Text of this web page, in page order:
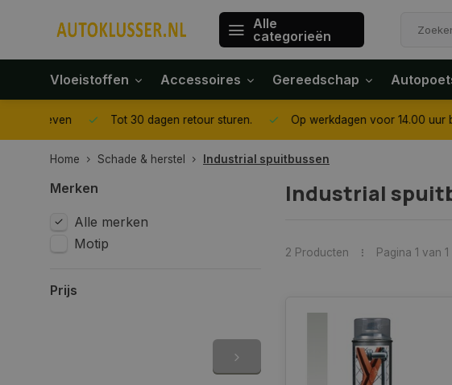
Alle
categorieën
Vloeistoffen Accessoires Gereedschap
Tot 30 dagen retour sturen. Op werkdagen voor 14.00 uur
Home Schade & herstel Industrial spuitbussen
Merken
Alle merken
Motip
Prijs
Industrial
2 Producten Pagina 1 van 1